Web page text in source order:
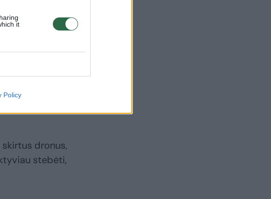
it
Policy
Vyriausybė
lapkritį ir
dronus,
stebėti,